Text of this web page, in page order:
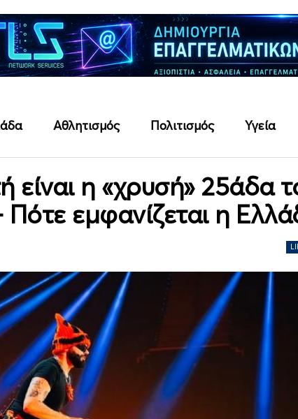
Αθλητισμός Πολιτισμός Υγεία
είναι η «χρυσή» 25άδα
Πότε εμφανίζεται η